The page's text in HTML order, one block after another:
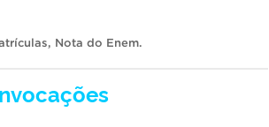
, Nota do Enem.